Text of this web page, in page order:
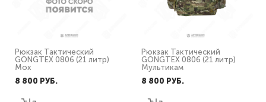
Рюкзак Тактический
GONGTEX 0806 (21 литр)
Мох
8 800 PУБ.
Рюкзак Тактический
GONGTEX 0806 (21 литр)
Мультикам
8 800 PУБ.